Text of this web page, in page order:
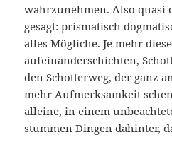
wahrzunehmen. Also quasi
gesagt: prismatisch
alles Mögliche. Je mehr
aufeinanderschichten,
den Schotterweg, der ganz
mehr Aufmerksamkeit
alleine, in einem
stummen Dingen dahinter,